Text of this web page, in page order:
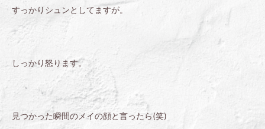
すっかりシュンとしてますが。
しっかり怒ります。
見つかった瞬間のメイの顔と言ったら(笑)